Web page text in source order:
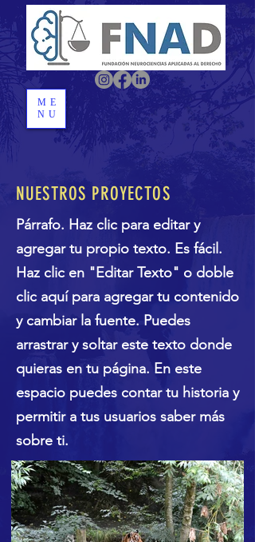
ME
NU
NUESTROS PROYECTOS
Párrafo. Haz clic para editar y
agregar tu propio texto. Es fácil.
Haz clic en "Editar Texto" o doble
clic aquí para agregar tu contenido
y cambiar la fuente. Puedes
arrastrar y soltar este texto donde
quieras en tu página. En este
espacio puedes contar tu historia y
permitir a tus usuarios saber más
sobre ti.